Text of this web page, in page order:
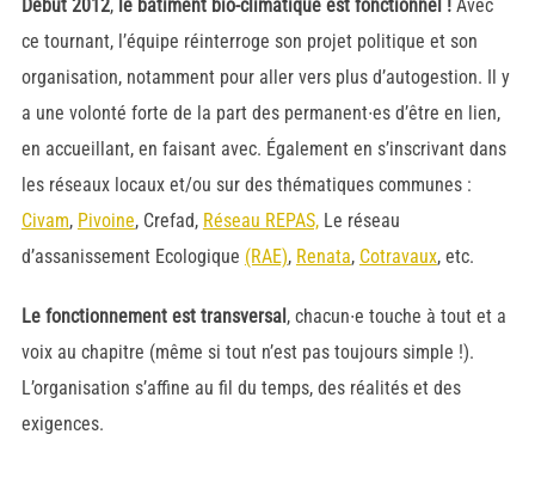
Début 2012, le bâtiment bio-climatique est fonctionnel !Avec
ce tournant, l’équipe réinterroge son projet politique et son
organisation, notamment pour aller vers plus d’autogestion. Il y
a une volonté forte de la part des permanent∙es d’être en lien,
en accueillant, en faisant avec. Également en s’inscrivant dans
les réseaux locaux et/ou sur des thématiques communes :
Civam, Pivoine, Crefad, Réseau REPAS,Le réseau
d’assanissement Ecologique (RAE), Renata, Cotravaux, etc.
Le fonctionnement est transversal , chacun∙e touche à tout et a
voix au chapitre (même si tout n’est pas toujours simple !).
L’organisation s’affine au fil du temps, des réalités et des
exigences.